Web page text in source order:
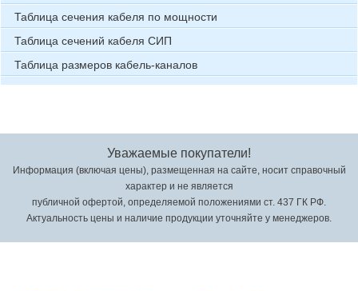
Таблица сечения кабеля по мощности
Таблица сечений кабеля СИП
Таблица размеров кабель-каналов
Уважаемые покупатели!
Информация (включая цены), размещенная на сайте, носит справочный
характер и не является
публичной офертой, определяемой положениями ст. 437 ГК РФ.
Актуальность цены и наличие продукции уточняйте у менеджеров.